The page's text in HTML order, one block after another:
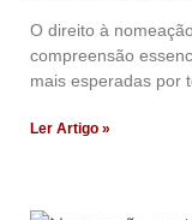
O direito à
compreensão
mais esperadas por
Ler Artigo »